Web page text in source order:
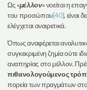
Ως «μέλλον» νοείται η
του προσώπου[40], είναι
ελέγχεται αναιρετικά.
Όπως αναφέρεται
συγκεκριμένη ζημία ούτε
αναπηρίας στο μέλλον.
πιθανολογούμενος
πορεία των πραγμάτων